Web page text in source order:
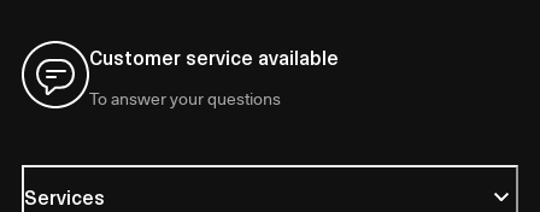
Customer service available
To answer your questions
Services